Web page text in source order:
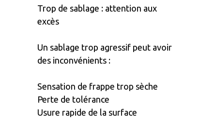
Trop de sablage : attention aux
excès
Un sablage trop agressif peut avoir
des inconvénients :
Sensation de frappe trop sèche
Perte de tolérance
Usure rapide de la surface